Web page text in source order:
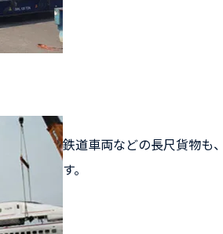
鉄道車両などの長尺貨物も
す。